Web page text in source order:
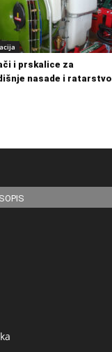
i prskalice za
nasade i ratarstvo